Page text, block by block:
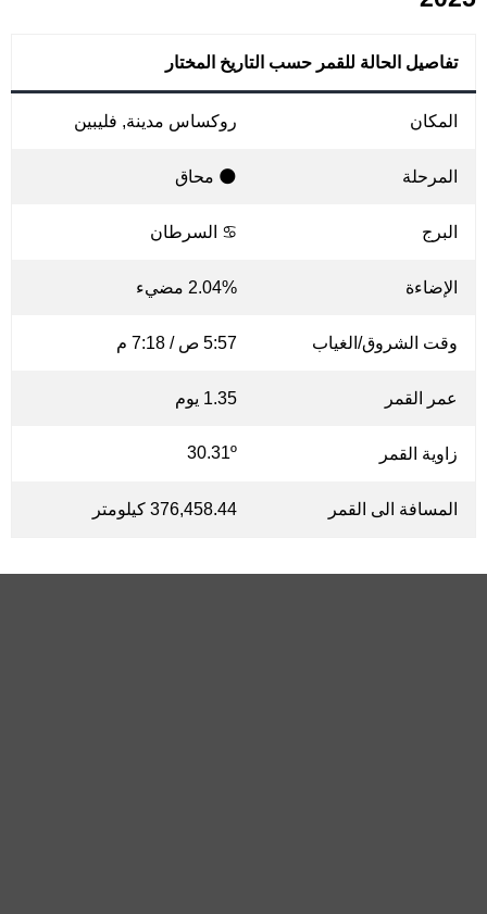
تفاصيل الحالة للقمر حسب التاريخ المختار
المكان روكساس مدينة, فليبين
المرحلة 🌑 محاق
البرج ♋ السرطان
الإضاءة 2.04% مضيء
وقت الشروق/الغياب 5:57 ص / 7:18 م
عمر القمر 1.35 يوم
زاوية القمر 30.31º
المسافة الى القمر 376,458.44 كيلومتر